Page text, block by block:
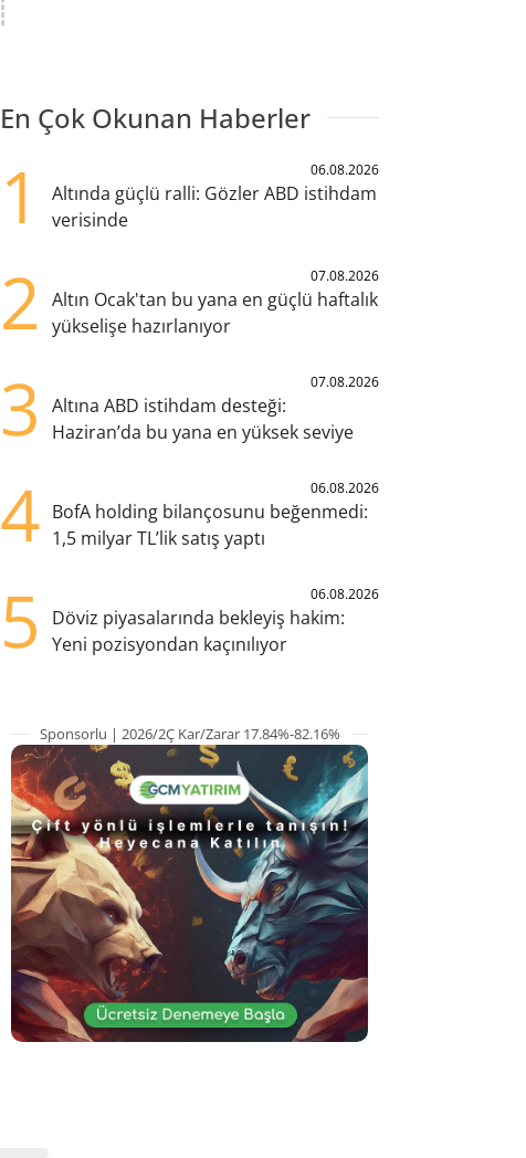
En Çok Okunan Haberler
1 06.08.2026
Altında güçlü ralli: Gözler ABD istihdam
verisinde
2 07.08.2026
Altın Ocak'tan bu yana en güçlü haftalık
yükselişe hazırlanıyor
3 07.08.2026
Altına ABD istihdam desteği:
Haziran’da bu yana en yüksek seviye
4 06.08.2026
BofA holding bilançosunu beğenmedi:
1,5 milyar TL’lik satış yaptı
5 06.08.2026
Döviz piyasalarında bekleyiş hakim:
Yeni pozisyondan kaçınılıyor
Sponsorlu | 2026/2Ç Kar/Zarar 17.84%-82.16%